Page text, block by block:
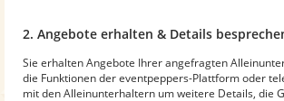
2. Angebote erhalten & Details
Sie erhalten Angebote Ihrer angefragten
die Funktionen der eventpeppers-Plattform oder
mit den Alleinunterhaltern um weitere Details, die